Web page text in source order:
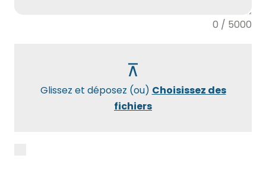
0 / 5000
Glissez et déposez (ou) Choisissez des
fichiers